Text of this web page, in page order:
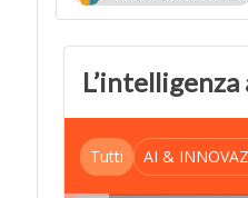
Tutti AI &